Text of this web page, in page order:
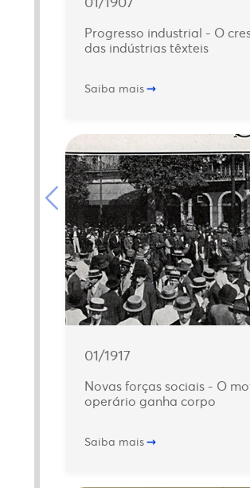
Progresso industrial - O
das indústrias têxteis
Saiba mais
01/1917
Novas forças sociais - O
operário ganha corpo
Saiba mais